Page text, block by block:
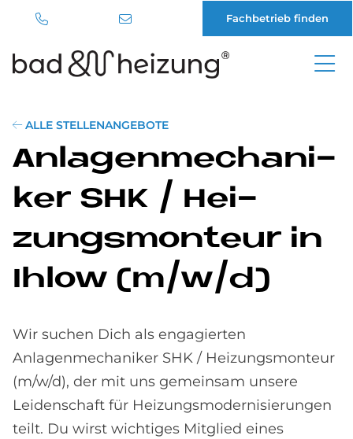
Inhalt
Fachbetrieb finden
ALLE STELLENANGEBOTE
An­la­gen­me­cha­ni­
ker SHK / Hei­
zungs­mon­teur in
Ihlow (m/w/d)
Wir suchen Dich als engagierten
Anlagenmechaniker SHK / Heizungsmonteur
(m/w/d), der mit uns gemeinsam unsere
Leidenschaft für Heizungsmodernisierungen
teilt. Du wirst wichtiges Mitglied eines